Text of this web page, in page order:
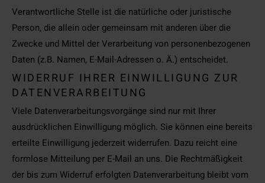
Verantwortliche Stelle ist die natürliche oder juristische
Person, die allein oder gemeinsam mit anderen über die
Zwecke und Mittel der Verarbeitung von personenbezogenen
Daten (z.B. Namen, E-Mail-Adressen o. Ä.) entscheidet.
WIDERRUF IHRER EINWILLIGUNG ZUR
DATENVERARBEITUNG
Viele Datenverarbeitungsvorgänge sind nur mit Ihrer
ausdrücklichen Einwilligung möglich. Sie können eine bereits
erteilte Einwilligung jederzeit widerrufen. Dazu reicht eine
formlose Mitteilung per E-Mail an uns. Die Rechtmäßigkeit
der bis zum Widerruf erfolgten Datenverarbeitung bleibt vom